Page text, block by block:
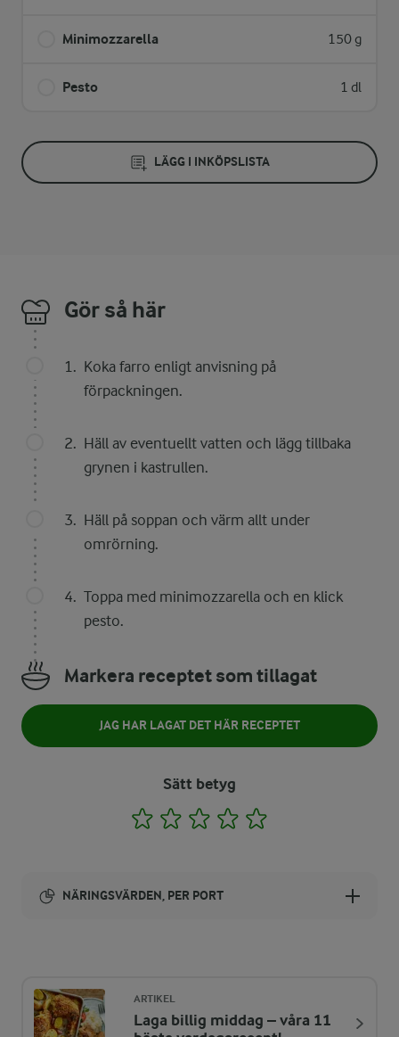
Minimozzarella 150 g
Pesto 1 dl
LÄGG I INKÖPSLISTA
Gör så här
Koka farro enligt anvisning på
förpackningen.
Häll av eventuellt vatten och lägg tillbaka
grynen i kastrullen.
Häll på soppan och värm allt under
omrörning.
Toppa med minimozzarella och en klick
pesto.
Markera receptet som tillagat
JAG HAR LAGAT DET HÄR RECEPTET
Sätt betyg
1 2 3 4
NÄRINGSVÄRDEN, PER PORT
ENERGIDISTRIBUTION %
NÄRINGSVÄRDEN PER PORT
ARTIKEL
Laga billig middag – våra 11